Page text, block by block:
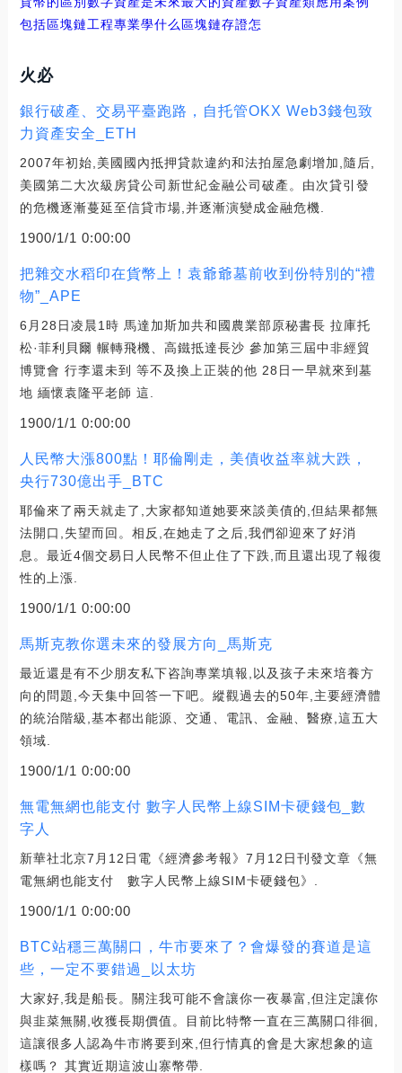
包括區塊鏈工程專業學什么 區塊鏈存證怎
火必
銀行破產、交易平臺跑路，自托管OKX Web3錢包致
力資產安全_ETH
2007年初始,美國國內抵押貸款違約和法拍屋急劇增加,隨后,
美國第二大次級房貸公司新世紀金融公司破產。由次貸引發
的危機逐漸蔓延至信貸市場,并逐漸演變成金融危機.
1900/1/1 0:00:00
把雜交水稻印在貨幣上！袁爺爺墓前收到份特別的“禮
物”_APE
6月28日凌晨1時 馬達加斯加共和國農業部原秘書長 拉庫托
松·菲利貝爾 輾轉飛機、高鐵抵達長沙 參加第三屆中非經貿
博覽會 行李還未到 等不及換上正裝的他 28日一早就來到墓
地 緬懷袁隆平老師 這.
1900/1/1 0:00:00
人民幣大漲800點！耶倫剛走，美債收益率就大跌，
央行730億出手_BTC
耶倫來了兩天就走了,大家都知道她要來談美債的,但結果都無
法開口,失望而回。相反,在她走了之后,我們卻迎來了好消
息。最近4個交易日人民幣不但止住了下跌,而且還出現了報復
性的上漲.
1900/1/1 0:00:00
馬斯克教你選未來的發展方向_馬斯克
最近還是有不少朋友私下咨詢專業填報,以及孩子未來培養方
向的問題,今天集中回答一下吧。縱觀過去的50年,主要經濟體
的統治階級,基本都出能源、交通、電訊、金融、醫療,這五大
領域.
1900/1/1 0:00:00
無電無網也能支付 數字人民幣上線SIM卡硬錢包_數
字人
新華社北京7月12日電《經濟參考報》7月12日刊發文章《無
電無網也能支付 數字人民幣上線SIM卡硬錢包》.
1900/1/1 0:00:00
BTC站穩三萬關口，牛市要來了？會爆發的賽道是這
些，一定不要錯過_以太坊
大家好,我是船長。關注我可能不會讓你一夜暴富,但注定讓你
與韭菜無關,收獲長期價值。目前比特幣一直在三萬關口徘徊,
這讓很多人認為牛市將要到來,但行情真的會是大家想象的這
樣嗎？ 其實近期這波山寨幣帶.